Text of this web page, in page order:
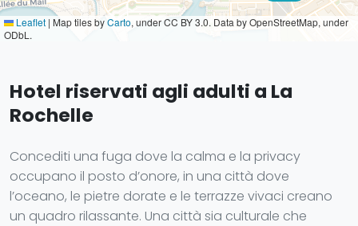
Leaflet | Map tiles byCarto, under CC BY 3.0. Data by OpenStreetMap, under
ODbL.
Hotel riservati agli adulti a La
Rochelle
Concediti una fuga dove la calma e la privacy
occupano il posto d’onore, in una città dove
l’oceano, le pietre dorate e le terrazze vivaci creano
un quadro rilassante. Una città sia culturale che